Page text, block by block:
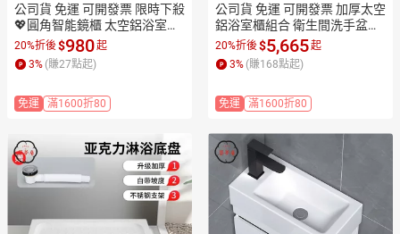
公司貨 免運 可開發票 限時下殺
💖圓角智能鏡櫃 太空鋁浴室鏡
子 衛浴儲物收納櫃 半封式帶美
妝收納架美妝鏡 梳妝鏡箱 110
V防水潮防鏽防霉除霧工廠現貨
品推薦 7ZM83
20%折後$980起
3% (賺27點起)
免運 滿1600折80
公司貨 免運 可開發票 加厚太空
鋁浴室櫃組合 衛生間洗手盆洗
臉盆 陶瓷一體衛浴櫃洗漱臺池
工廠現貨直銷 售後保障 全館折
扣 店長新品推薦 7ZM83
20%折後$5,665起
3% (賺168點起)
免運 滿1600折80